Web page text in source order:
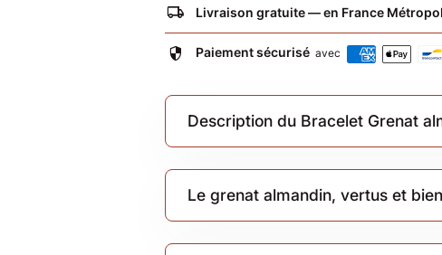
local_shipping Livraison gratuite — en France
security Paiement sécurisé avec
Description du Bracelet Grenat
Le grenat almandin, vertus et